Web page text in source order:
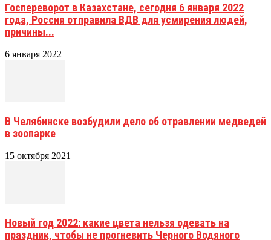
Госпереворот в Казахстане, сегодня 6 января 2022
года, Россия отправила ВДВ для усмирения людей,
причины...
6 января 2022
В Челябинске возбудили дело об отравлении медведей
в зоопарке
15 октября 2021
Новый год 2022: какие цвета нельзя одевать на
праздник, чтобы не прогневить Черного Водяного